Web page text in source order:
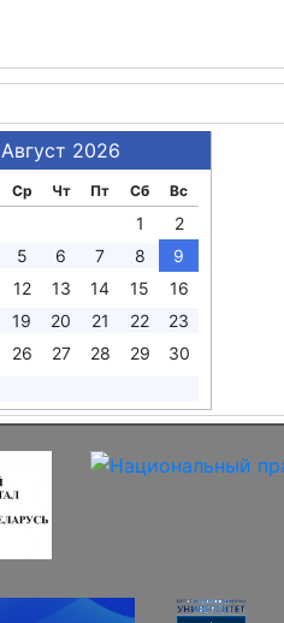
Август 2026
Ср Чт Пт Сб Вс
1
2
5 6 7 8
9
12 13 14 15
16
19 20 21 22
23
26 27 28 29
30